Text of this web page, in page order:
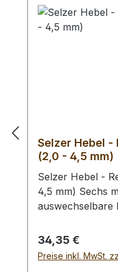
zum Unterlegen.
Selzer Hebel
(2,0 - 4,5 mm)
Selzer Hebel -
4,5 mm) Sechs
auswechselbare
4,0 und 4,5 mm.
gewählten
Automatischer
Regulärer Preis:
34,35 €
Preise inkl. MwSt.